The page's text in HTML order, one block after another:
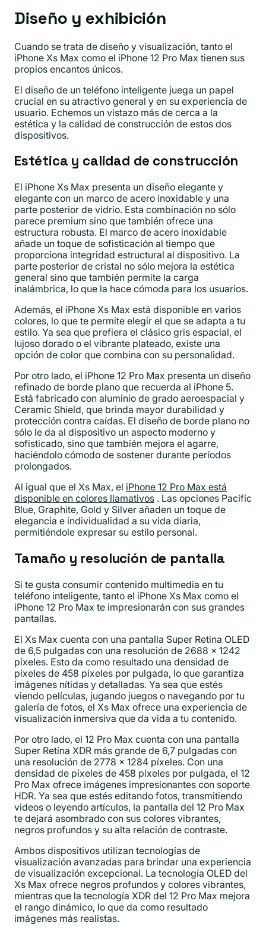
Diseño y exhibición
Cuando se trata de diseño y visualización, tanto el
iPhone Xs Max como el iPhone 12 Pro Max tienen sus
propios encantos únicos.
El diseño de un teléfono inteligente juega un papel
crucial en su atractivo general y en su experiencia de
usuario. Echemos un vistazo más de cerca a la
estética y la calidad de construcción de estos dos
dispositivos.
Estética y calidad de construcción
El iPhone Xs Max presenta un diseño elegante y
elegante con un marco de acero inoxidable y una
parte posterior de vidrio. Esta combinación no sólo
parece premium sino que también ofrece una
estructura robusta. El marco de acero inoxidable
añade un toque de sofisticación al tiempo que
proporciona integridad estructural al dispositivo. La
parte posterior de cristal no sólo mejora la estética
general sino que también permite la carga
inalámbrica, lo que la hace cómoda para los usuarios.
Además, el iPhone Xs Max está disponible en varios
colores, lo que te permite elegir el que se adapta a tu
estilo. Ya sea que prefiera el clásico gris espacial, el
lujoso dorado o el vibrante plateado, existe una
opción de color que combina con su personalidad.
Por otro lado, el iPhone 12 Pro Max presenta un diseño
refinado de borde plano que recuerda al iPhone 5.
Está fabricado con aluminio de grado aeroespacial y
Ceramic Shield, que brinda mayor durabilidad y
protección contra caídas. El diseño de borde plano no
sólo le da al dispositivo un aspecto moderno y
sofisticado, sino que también mejora el agarre,
haciéndolo cómodo de sostener durante períodos
prolongados.
Al igual que el Xs Max, el iPhone 12 Pro Max está
disponible en colores llamativos . Las opciones Pacific
Blue, Graphite, Gold y Silver añaden un toque de
elegancia e individualidad a su vida diaria,
permitiéndole expresar su estilo personal.
Tamaño y resolución de pantalla
Si te gusta consumir contenido multimedia en tu
teléfono inteligente, tanto el iPhone Xs Max como el
iPhone 12 Pro Max te impresionarán con sus grandes
pantallas.
El Xs Max cuenta con una pantalla Super Retina OLED
de 6,5 pulgadas con una resolución de 2688 x 1242
píxeles. Esto da como resultado una densidad de
píxeles de 458 píxeles por pulgada, lo que garantiza
imágenes nítidas y detalladas. Ya sea que estés
viendo películas, jugando juegos o navegando por tu
galería de fotos, el Xs Max ofrece una experiencia de
visualización inmersiva que da vida a tu contenido.
Por otro lado, el 12 Pro Max cuenta con una pantalla
Super Retina XDR más grande de 6,7 pulgadas con
una resolución de 2778 x 1284 píxeles. Con una
densidad de píxeles de 458 píxeles por pulgada, el 12
Pro Max ofrece imágenes impresionantes con soporte
HDR. Ya sea que estés editando fotos, transmitiendo
videos o leyendo artículos, la pantalla del 12 Pro Max
te dejará asombrado con sus colores vibrantes,
negros profundos y su alta relación de contraste.
Ambos dispositivos utilizan tecnologías de
visualización avanzadas para brindar una experiencia
de visualización excepcional. La tecnología OLED del
Xs Max ofrece negros profundos y colores vibrantes,
mientras que la tecnología XDR del 12 Pro Max mejora
el rango dinámico, lo que da como resultado
imágenes más realistas.